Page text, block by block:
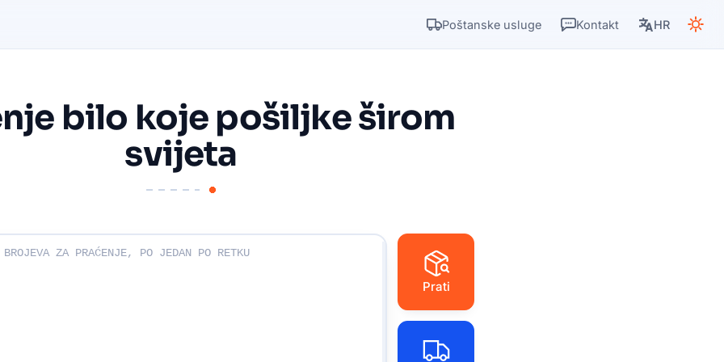
Poštanske usluge Kontakt HR
bilo koje pošiljke širom
svijeta
za praćenje:
Prati